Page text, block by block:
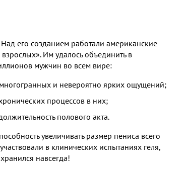
его созданием работали американские
Им удалось объединить в
мужчин во всем вире:
и невероятно ярких ощущений;
процессов в них;
полового акта.
увеличивать размер пениса всего
в клинических испытаниях геля,
навсегда!